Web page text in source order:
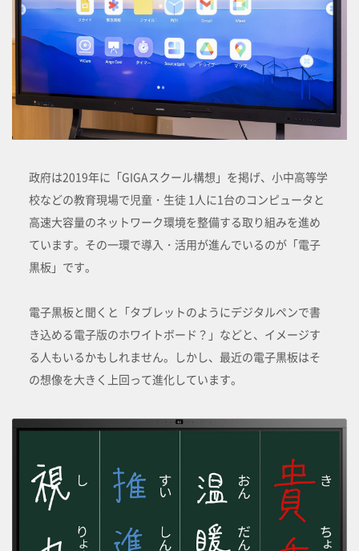
政府は2019年に「GIGAスクール構想」を掲げ、小中高等学
校などの教育現場で児童・生徒 1人に1台のコンピュータと
高速大容量のネットワーク環境を整備する取り組みを進め
ています。その一環で導入・活用が進んでいるのが「電子
黒板」です。
電子黒板と聞くと「タブレットのようにデジタルペンで書
き込める電子版のホワイトボード？」などと、イメージす
る人もいるかもしれません。しかし、最近の電子黒板はそ
の想像を大きく上回って進化しています。